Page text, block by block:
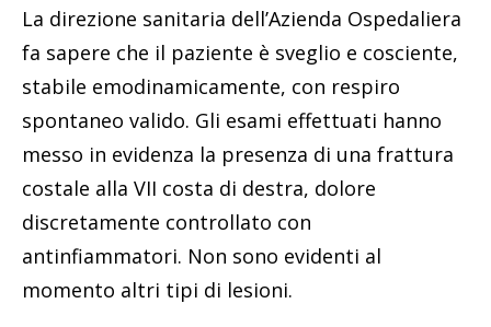
La direzione sanitaria dell’Azienda Ospedaliera
fa sapere che il paziente è sveglio e cosciente,
stabile emodinamicamente, con respiro
spontaneo valido. Gli esami effettuati hanno
messo in evidenza la presenza di una frattura
costale alla VII costa di destra, dolore
discretamente controllato con
antinfiammatori. Non sono evidenti al
momento altri tipi di lesioni.